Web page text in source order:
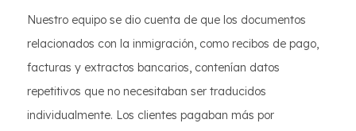
Nuestro equipo se dio cuenta de que los documentos
relacionados con la inmigración, como recibos de pago,
facturas y extractos bancarios, contenían datos
repetitivos que no necesitaban ser traducidos
individualmente. Los clientes pagaban más por